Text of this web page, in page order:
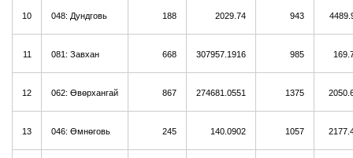
10 048: Дундговь 188 2029.74 943
11 081: Завхан 668 307957.1916 985
12 062: Өвөрхангай 867 274681.0551 1375
13 046: Өмнөговь 245 140.0902 1057